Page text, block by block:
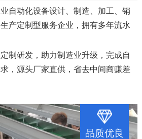
自动化设备设计、制造、加工、销
产定制型服务企业，拥有多年流水
制研发，助力制造业升级，完成自
，源头厂家直供，省去中间商赚差
品质优良